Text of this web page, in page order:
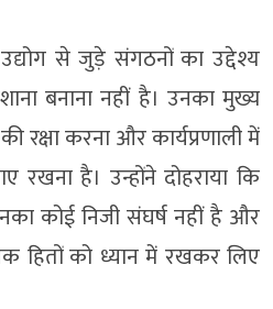
से जुड़े संगठनों का उद्देश्य
बनाना नहीं है। उनका मुख्य
रक्षा करना और कार्यप्रणाली में
रखना है। उन्होंने दोहराया कि
कोई निजी संघर्ष नहीं है और
हितों को ध्यान में रखकर लिए